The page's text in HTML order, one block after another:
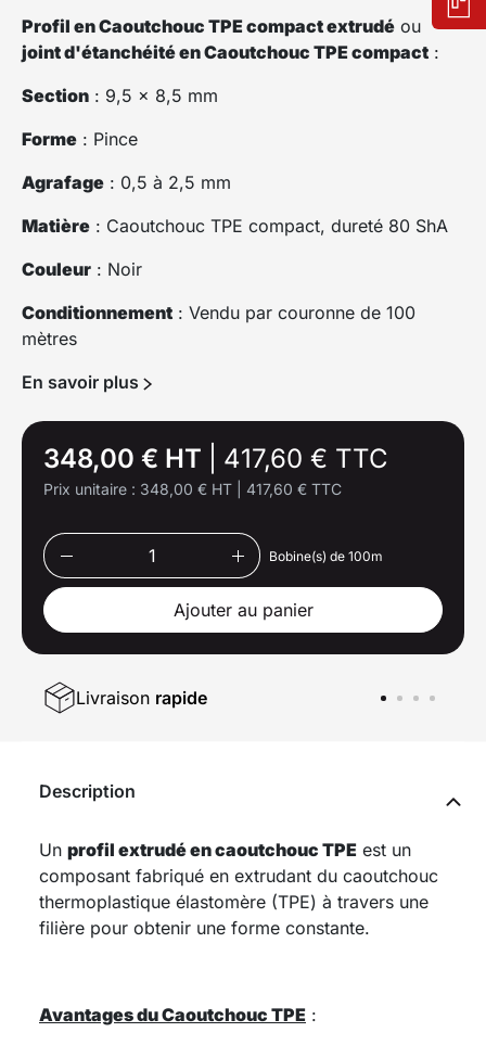
Profil en Caoutchouc TPE compact extrudé ou
joint d'étanchéité en Caoutchouc TPE compact :
Section : 9,5 x 8,5 mm
Forme : Pince
Agrafage : 0,5 à 2,5 mm
Matière : Caoutchouc TPE compact, dureté 80 ShA
Couleur : Noir
Conditionnement : Vendu par couronne de 100
mètres
En savoir plus
348,00 € HT 417,60 € TTC
Prix unitaire : 348,00 € HT 417,60 € TTC
Bobine(s) de 100m
Ajouter au panier
Livraison rapide
Description
Un profil extrudé en caoutchouc TPE est un
composant fabriqué en extrudant du caoutchouc
thermoplastique élastomère (TPE) à travers une
filière pour obtenir une forme constante.
Avantages du Caoutchouc TPE :